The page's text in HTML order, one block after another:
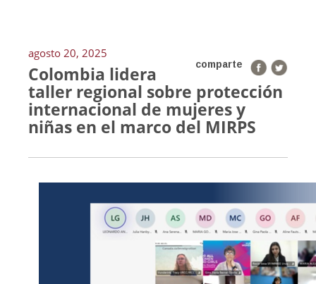
agosto 20, 2025
comparte
Colombia lidera
taller regional sobre protección
internacional de mujeres y
niñas en el marco del MIRPS